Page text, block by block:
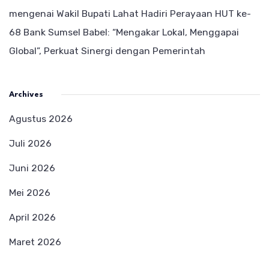
mengenai Wakil Bupati Lahat Hadiri Perayaan HUT ke-
68 Bank Sumsel Babel: “Mengakar Lokal, Menggapai
Global”, Perkuat Sinergi dengan Pemerintah
Archives
Agustus 2026
Juli 2026
Juni 2026
Mei 2026
April 2026
Maret 2026